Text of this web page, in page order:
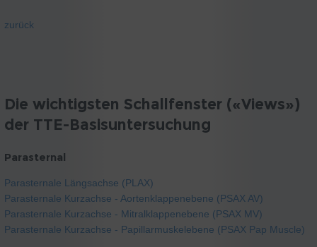
zurück
Die wichtigsten Schallfenster («Views»)
der TTE-Basisuntersuchung
Parasternal
Parasternale Längsachse (PLAX)
Parasternale Kurzachse - Aortenklappenebene (PSAX AV)
Parasternale Kurzachse - Mitralklappenebene (PSAX MV)
Parasternale Kurzachse - Papillarmuskelebene (PSAX Pap Muscle)